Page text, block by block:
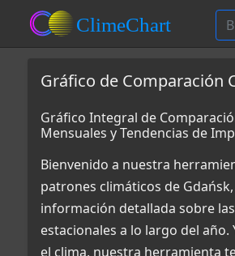
Gráfico de Comparación
Gráfico Integral de
Mensuales y Tendencias de
Bienvenido a nuestra
patrones climáticos de
información detallada sobre
estacionales a lo largo del
el clima, nuestra herramienta